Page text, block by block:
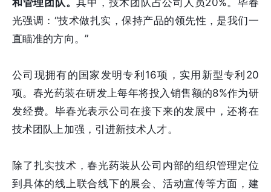
光强调：“技术做扎实，保持产品的领先性，是我们一
直瞄准的方向。”
公司现拥有的国家发明专利16项，实用新型专利20
项。春光药装在研发上每年将投入销售额的8%作为研
发经费。毕春光表示公司在接下来的发展中，还将在
技术团队上加强，引进新技术人才。
除了扎实技术，春光药装从公司内部的组织管理定位
到具体的线上联合线下的展会、活动宣传等方面，建